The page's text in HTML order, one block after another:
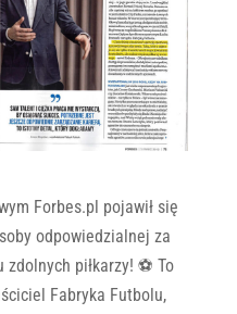
Forbes.pl pojawił się
odpowiedzialnej za
piłkarzy! ⚽ To
Fabryka Futbolu,